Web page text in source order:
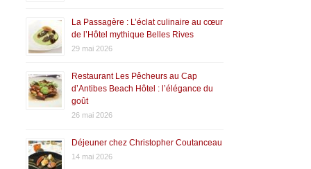
La Passagère : L’éclat culinaire au cœur
de l’Hôtel mythique Belles Rives
29 mai 2026
Restaurant Les Pêcheurs au Cap
d’Antibes Beach Hôtel : l’élégance du
goût
26 mai 2026
Déjeuner chez Christopher Coutanceau
14 mai 2026